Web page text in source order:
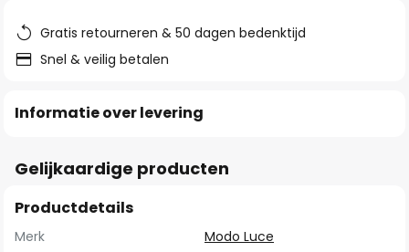
afbeeldingen-
gallerij
Gratis retourneren & 50 dagen bedenktijd
Snel & veilig betalen
Informatie over levering
Gelijkaardige producten
Productdetails
Merk
Modo Luce